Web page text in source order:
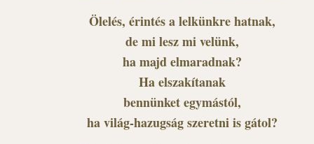
Ölelés, érintés a lelkünkre hatnak,
de mi lesz mi velünk,
ha majd elmaradnak?
Ha elszakítanak
bennünket egymástól,
ha világ-hazugság szeretni is gátol?